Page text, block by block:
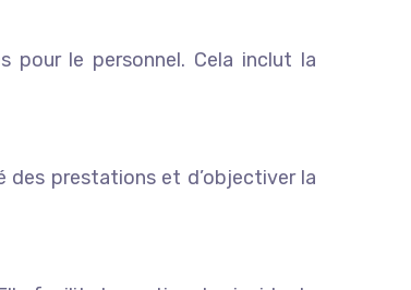
pour le personnel. Cela inclut la
prestations et d’objectiver la